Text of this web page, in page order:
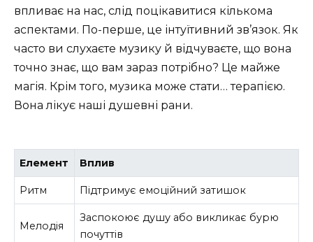
впливає на нас, слід поцікавитися кількома
аспектами. По-перше, це інтуїтивний зв’язок. Як
часто ви слухаєте музику й відчуваєте, що вона
точно знає, що вам зараз потрібно? Це майже
магія. Крім того, музика може стати… терапією.
Вона лікує наші душевні рани.
Елемент Вплив
Ритм Підтримує емоційний затишок
Мелодія
Заспокоює душу або викликає бурю
почуттів